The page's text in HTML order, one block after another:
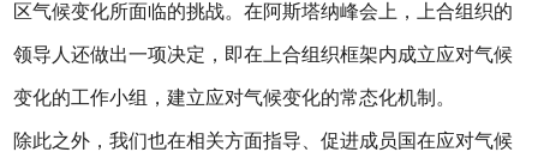
区气候变化所面临的挑战。在阿斯塔纳峰会上，上合组织的
领导人还做出一项决定，即在上合组织框架内成立应对气候
变化的工作小组，建立应对气候变化的常态化机制。
除此之外，我们也在相关方面指导、促进成员国在应对气候